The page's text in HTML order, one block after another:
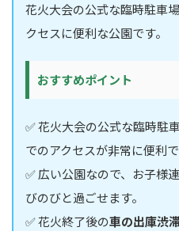
花火大会の公式な臨時駐車
クセスに便利な公園です。
おすすめポイント
✅ 花火大会の公式な臨時駐
でのアクセスが非常に便利で
✅ 広い公園なので、お子様
びのびと過ごせます。
✅ 花火終了後の車の出庫渋